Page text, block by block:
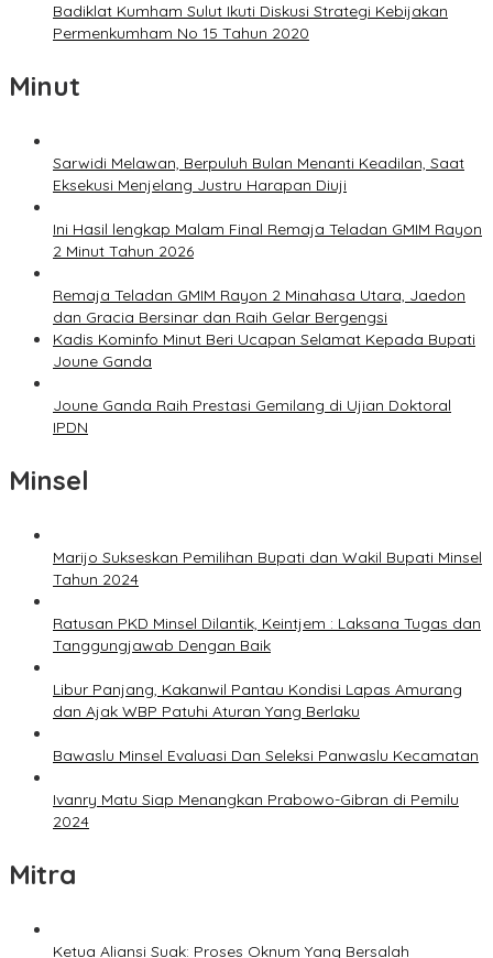
Badiklat Kumham Sulut Ikuti Diskusi Strategi Kebijakan
Permenkumham No 15 Tahun 2020
Minut
Sarwidi Melawan, Berpuluh Bulan Menanti Keadilan, Saat
Eksekusi Menjelang Justru Harapan Diuji
Ini Hasil lengkap Malam Final Remaja Teladan GMIM Rayon
2 Minut Tahun 2026
Remaja Teladan GMIM Rayon 2 Minahasa Utara, Jaedon
dan Gracia Bersinar dan Raih Gelar Bergengsi
Kadis Kominfo Minut Beri Ucapan Selamat Kepada Bupati
Joune Ganda
Joune Ganda Raih Prestasi Gemilang di Ujian Doktoral
IPDN
Minsel
Marijo Sukseskan Pemilihan Bupati dan Wakil Bupati Minsel
Tahun 2024
Ratusan PKD Minsel Dilantik, Keintjem : Laksana Tugas dan
Tanggungjawab Dengan Baik
Libur Panjang, Kakanwil Pantau Kondisi Lapas Amurang
dan Ajak WBP Patuhi Aturan Yang Berlaku
Bawaslu Minsel Evaluasi Dan Seleksi Panwaslu Kecamatan
Ivanry Matu Siap Menangkan Prabowo-Gibran di Pemilu
2024
Mitra
Ketua Aliansi Suak: Proses Oknum Yang Bersalah